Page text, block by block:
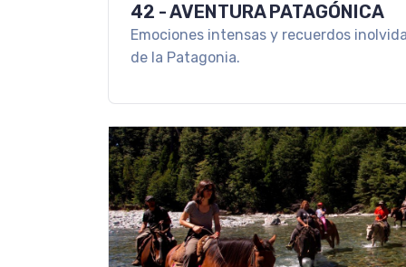
42 - AVENTURA PATAGÓNICA
Emociones intensas y recuerdos
de la Patagonia.